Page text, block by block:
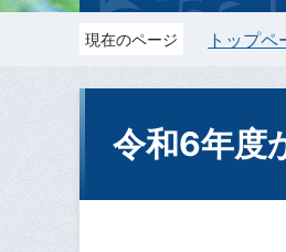
現在のページ トップペ
令和6年度